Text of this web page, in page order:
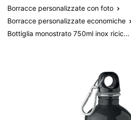
Borracce personalizzate con foto
Borracce personalizzate economiche
Bottiglia monostrato 750ml inox ricic...